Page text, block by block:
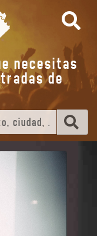
necesitas
de